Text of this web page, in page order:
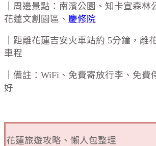
｜周邊景點：南濱公園、知卡宣森林
花蓮文創園區、 慶修院
｜距離花蓮吉安火車站約 5分鐘，離
車程
｜備註：WiFi、免費寄放行李、免費
好
花蓮旅遊攻略、懶人包整理